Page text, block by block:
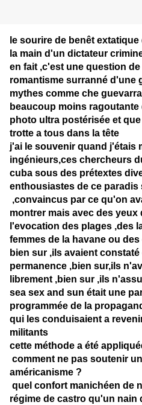
le sourire de benêt
la main d'un dictateur
en fait ,c'est une question
romantisme surranné d'une
mythes comme che
beaucoup moins
photo ultra postérisée et
trotte a tous dans la tête
j'ai le souvenir quand j'étais
ingénieurs,ces chercheurs
cuba sous des prétextes
enthousiastes de ce paradis
,convaincus par ce qu'on
montrer mais avec des yeux
l'evocation des plages ,des
femmes de la havane ou
bien sur ,ils avaient
permanence ,bien sur,ils
librement ,bien sur ,ils
sea sex and sun était une
programmée de la
qui les conduisaient a
militants
cette méthode a été
comment ne pas soutenir
américanisme ?
quel confort manichéen de
régime de castro qu'un nain